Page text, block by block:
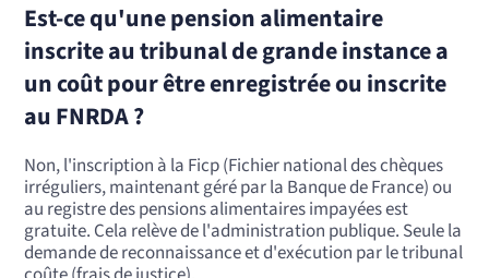
Est-ce qu'une pension alimentaire
inscrite au tribunal de grande instance a
un coût pour être enregistrée ou inscrite
au FNRDA ?
Non, l'inscription à la Ficp (Fichier national des chèques
irréguliers, maintenant géré par la Banque de France) ou
au registre des pensions alimentaires impayées est
gratuite. Cela relève de l'administration publique. Seule la
demande de reconnaissance et d'exécution par le tribunal